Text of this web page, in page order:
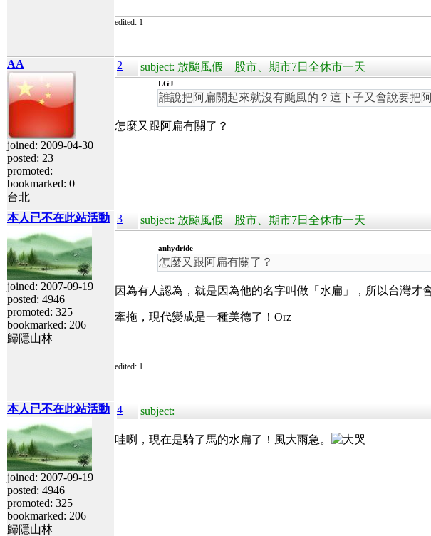
edited: 1
AA
joined: 2009-04-30
posted: 23
promoted:
bookmarked: 0
台北
2 subject: 放颱風假 股市、期市7日全休市一天
LGJ
誰說把阿扁關起來就沒有颱風的？這下子又會說要把
怎麼又跟阿扁有關了？
本人已不在此站活動
joined: 2007-09-19
posted: 4946
promoted: 325
bookmarked: 206
歸隱山林
3 subject: 放颱風假 股市、期市7日全休市一天
anhydride
怎麼又跟阿扁有關了？
因為有人認為，就是因為他的名字叫做「水扁」，所以台灣才
牽拖，現代變成是一種美德了！Orz
edited: 1
本人已不在此站活動
joined: 2007-09-19
posted: 4946
promoted: 325
bookmarked: 206
歸隱山林
4 subject:
哇咧，現在是騎了馬的水扁了！風大雨急。